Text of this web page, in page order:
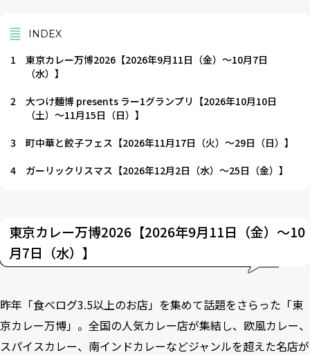
INDEX
1
東京カレー万博2026【2026年9月11日（金）～10月7日
（水）】
2
大つけ麺博 presents ラー1グランプリ【2026年10月10日
（土）～11月15日（日）】
3
町中華と餃子フェス【2026年11月17日（火）～29日（日）】
4
ガーリックリスマス【2026年12月2日（水）～25日（金）】
東京カレー万博2026【2026年9月11日（金）～10
月7日（水）】
昨年「食べログ3.5以上のお店」を集めて話題をさらった「東
京カレー万博」。全国の人気カレー店が集結し、欧風カレー、
スパイスカレー、南インドカレーなどジャンルを超えた名店が